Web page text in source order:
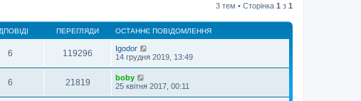
3 тем • Сторінка 1 з 1
ПЕРЕГЛЯДИ ОСТАННЄ ПОВІДОМЛЕННЯ
6 119296
Igodor
14 грудня 2019, 13:49
6 21819
boby
25 квітня 2017, 00:11